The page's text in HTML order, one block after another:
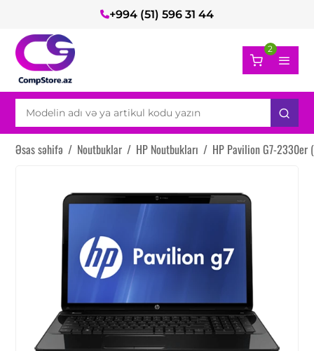
+994 (51) 596 31 44
2
Əsas səhifə / Noutbuklar / HP Noutbukları / HP Pavilion G7-2330er